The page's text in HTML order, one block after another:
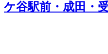
ケ谷駅前・成田・